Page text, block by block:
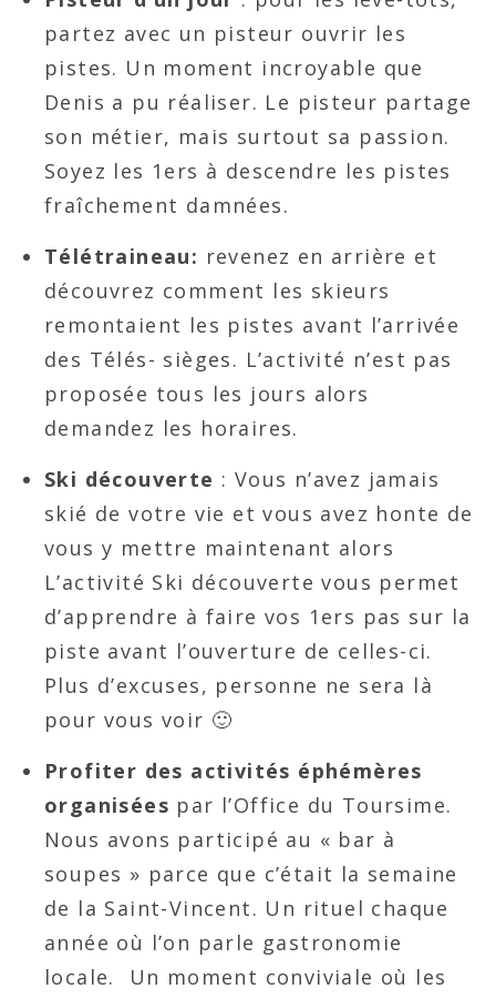
partez avec un pisteur ouvrir les
pistes. Un moment incroyable que
Denis a pu réaliser. Le pisteur partage
son métier, mais surtout sa passion.
Soyez les 1ers à descendre les pistes
fraîchement damnées.
Télétraineau: revenez en arrière et
découvrez comment les skieurs
remontaient les pistes avant l’arrivée
des Télés- sièges. L’activité n’est pas
proposée tous les jours alors
demandez les horaires.
Ski découverte : Vous n’avez jamais
skié de votre vie et vous avez honte de
vous y mettre maintenant alors
L’activité Ski découverte vous permet
d’apprendre à faire vos 1ers pas sur la
piste avant l’ouverture de celles-ci.
Plus d’excuses, personne ne sera là
pour vous voir 🙂
Profiter des activités éphémères
organisées par l’Office du Toursime.
Nous avons participé au « bar à
soupes » parce que c’était la semaine
de la Saint-Vincent. Un rituel chaque
année où l’on parle gastronomie
locale. Un moment conviviale où les